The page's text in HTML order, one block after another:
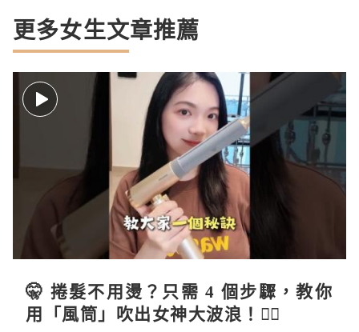
更多女生文章推薦
🤫 捲髮不用燙？只需 4 個步驟，教你
用「風筒」吹出女神大波浪！💇‍♀️